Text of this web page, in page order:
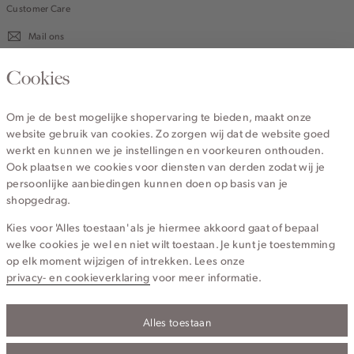
Customer Care
Mail ons
020 - 3412 670
Service
Wij zijn Cotton Club
Topcategorieën voor jou
Privacy- en cookieverklaringAlgemene Voorwaarden
Cookies
Om je de best mogelijke shopervaring te bieden, maakt onze
website gebruik van cookies. Zo zorgen wij dat de website goed
werkt en kunnen we je instellingen en voorkeuren onthouden.
Ook plaatsen we cookies voor diensten van derden zodat wij je
persoonlijke aanbiedingen kunnen doen op basis van je
shopgedrag.
Kies voor 'Alles toestaan' als je hiermee akkoord gaat of bepaal
welke cookies je wel en niet wilt toestaan. Je kunt je toestemming
op elk moment wijzigen of intrekken. Lees onze
privacy- en cookieverklaring voor meer informatie.
Alles toestaan